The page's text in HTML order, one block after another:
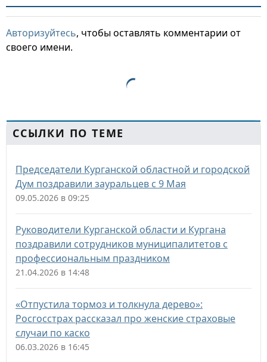
Авторизуйтесь, чтобы оставлять комментарии от
своего имени.
ССЫЛКИ ПО ТЕМЕ
Председатели Курганской областной и городской
Дум поздравили зауральцев с 9 Мая
09.05.2026 в 09:25
Руководители Курганской области и Кургана
поздравили сотрудников муниципалитетов с
профессиональным праздником
21.04.2026 в 14:48
«Отпустила тормоз и толкнула дерево»:
Росгосстрах рассказал про женские страховые
случаи по каско
06.03.2026 в 16:45